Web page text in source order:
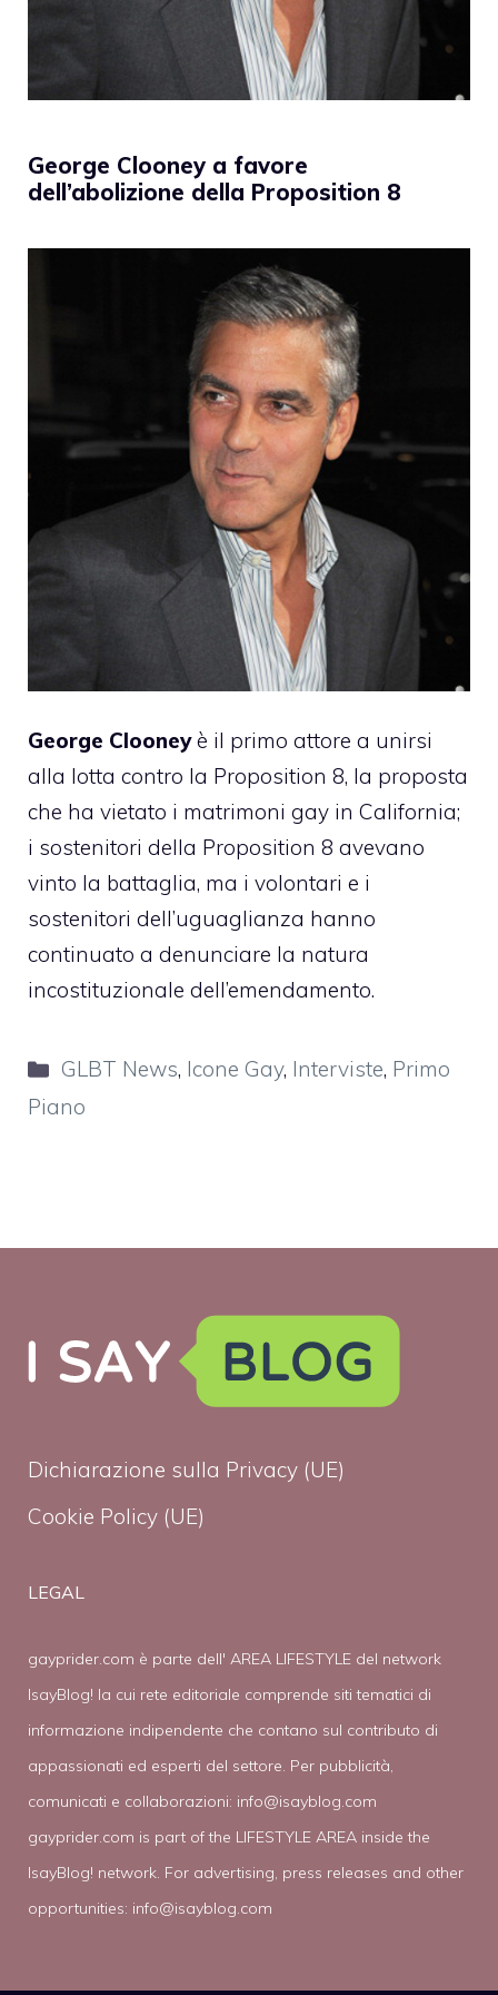
George Clooney a favore
dell’abolizione della Proposition 8
George Clooneyè il primo attore a unirsi
alla lotta contro la Proposition 8, la proposta
che ha vietato i matrimoni gay in California;
i sostenitori della Proposition 8 avevano
vinto la battaglia, ma i volontari e i
sostenitori dell’uguaglianza hanno
continuato a denunciare la natura
incostituzionale dell’emendamento.
Categorie
GLBT News, Icone Gay, Interviste, Primo
Piano
Dichiarazione sulla Privacy (UE)
Cookie Policy (UE)
LEGAL
gayprider.com è parte dell' AREA LIFESTYLE del network
IsayBlog! la cui rete editoriale comprende siti tematici di
informazione indipendente che contano sul contributo di
appassionati ed esperti del settore. Per pubblicità,
comunicati e collaborazioni: info@isayblog.com
gayprider.com is part of the LIFESTYLE AREA inside the
IsayBlog! network. For advertising, press releases and other
opportunities: info@isayblog.com